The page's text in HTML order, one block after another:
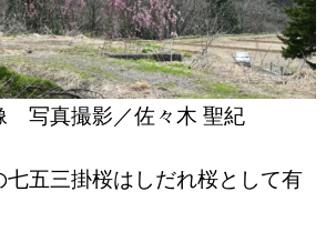
写真撮影／佐々木 聖紀
五三掛桜はしだれ桜として有